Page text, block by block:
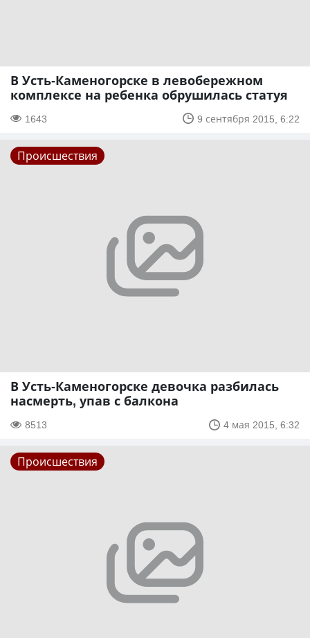
В Усть-Каменогорске в левобережном
комплексе на ребенка обрушилась статуя
1643 9 сентября 2015, 6:22
Происшествия
В Усть-Каменогорске девочка разбилась
насмерть, упав с балкона
8513 4 мая 2015, 6:32
Происшествия